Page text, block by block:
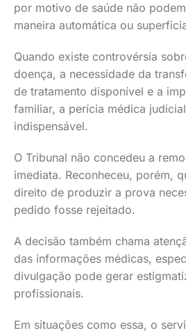
por motivo de saúde não
maneira automática ou
Quando existe controvérsia
doença, a necessidade da
de tratamento disponível e a
familiar, a perícia médica
indispensável.
O Tribunal não concedeu a
imediata. Reconheceu, porém,
direito de produzir a prova
pedido fosse rejeitado.
A decisão também chama
das informações médicas,
divulgação pode gerar
profissionais.
Em situações como essa, o